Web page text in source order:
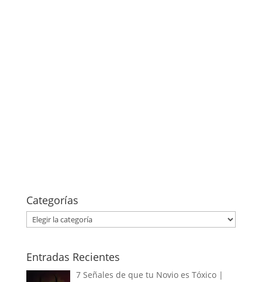
Categorías
Categorías
Entradas Recientes
7 Señales de que tu Novio es Tóxico |